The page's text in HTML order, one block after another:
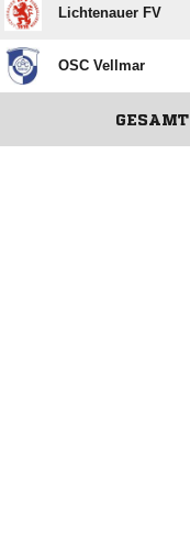
Lichtenauer FV
OSC Vellmar
GESAMT